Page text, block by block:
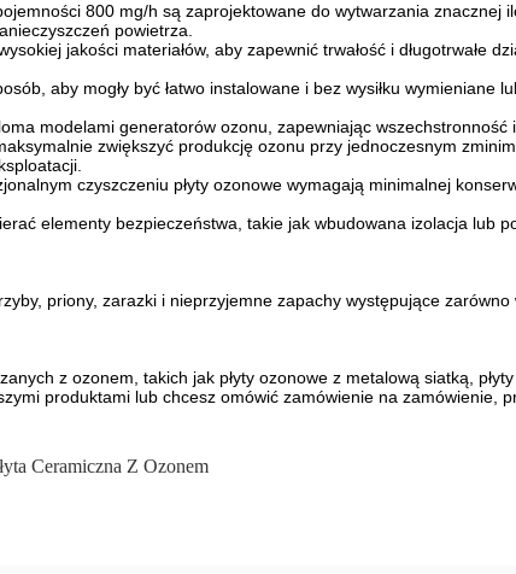
800 mg/h są zaprojektowane do wytwarzania
powietrza.
jakości materiałów, aby zapewnić trwałość i długotrwałe
aby mogły być łatwo instalowane i bez wysiłku wymieniane
modelami generatorów ozonu, zapewniając wszechstronność
zwiększyć produkcję ozonu przy jednoczesnym
czyszczeniu płyty ozonowe wymagają minimalnej
elementy bezpieczeństwa, takie jak wbudowana izolacja lub
priony, zarazki i nieprzyjemne zapachy występujące
z ozonem, takich jak płyty ozonowe z metalową siatką,
produktami lub chcesz omówić zamówienie na zamówienie,
Ceramiczna Z Ozonem